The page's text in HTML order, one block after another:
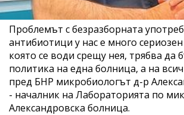
Проблемът с безразборната
антибиотици у нас е много
която се води срещу нея, трябва да
политика на една болница, а на
пред БНР микробиологът д-р
- началник на Лабораторията по
Александровска болница.